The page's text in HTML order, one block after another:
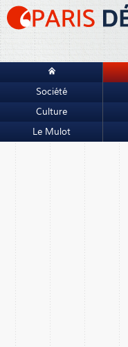
Société
Culture
Le Mulot